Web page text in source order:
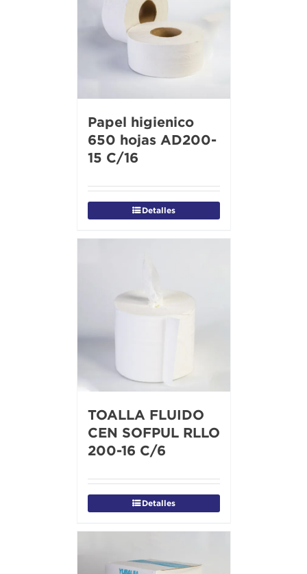
Papel higienico
650 hojas AD200-
15 C/16
Detalles
TOALLA FLUIDO
CEN SOFPUL RLLO
200-16 C/6
Detalles